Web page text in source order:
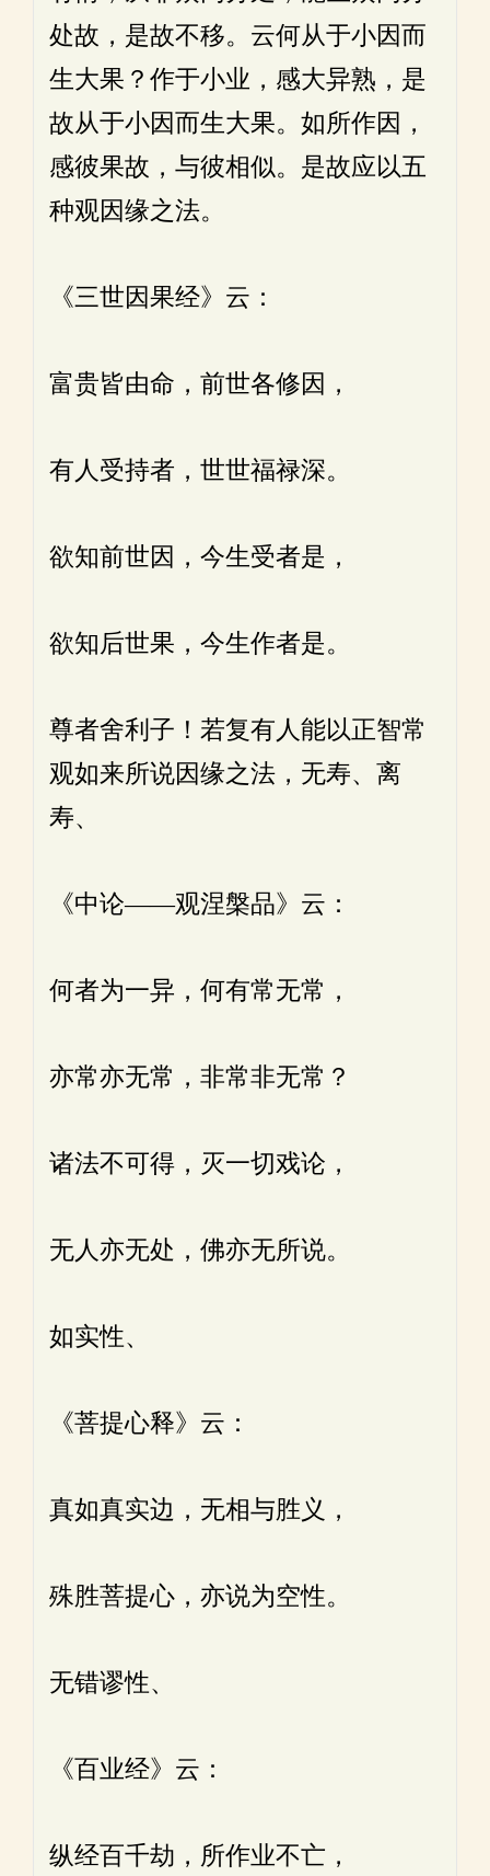
处故，是故不移。云何从于小因而
生大果？作于小业，感大异熟，是
故从于小因而生大果。如所作因，
感彼果故，与彼相似。是故应以五
种观因缘之法。
《三世因果经》云：
富贵皆由命，前世各修因，
有人受持者，世世福禄深。
欲知前世因，今生受者是，
欲知后世果，今生作者是。
尊者舍利子！若复有人能以正智常
观如来所说因缘之法，无寿、离
寿、
《中论——观涅槃品》云：
何者为一异，何有常无常，
亦常亦无常，非常非无常？
诸法不可得，灭一切戏论，
无人亦无处，佛亦无所说。
如实性、
《菩提心释》云：
真如真实边，无相与胜义，
殊胜菩提心，亦说为空性。
无错谬性、
《百业经》云：
纵经百千劫，所作业不亡，